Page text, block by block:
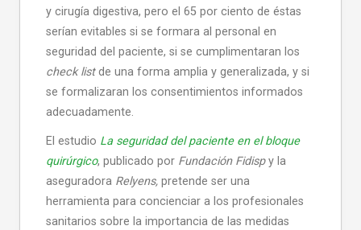
y cirugía digestiva, pero el 65 por ciento de éstas
serían evitables si se formara al personal en
seguridad del paciente, si se cumplimentaran los
check listde una forma amplia y generalizada, y si
se formalizaran los consentimientos informados
adecuadamente.
El estudio La seguridad del paciente en el bloque
quirúrgico, publicado por Fundación Fidispy la
aseguradora Relyens, pretende ser una
herramienta para concienciar a los profesionales
sanitarios sobre la importancia de las medidas